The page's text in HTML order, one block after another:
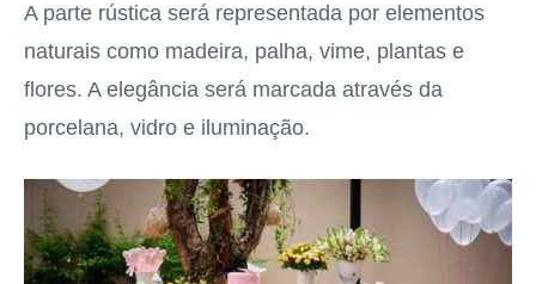
A parte rústica será representada por elementos
naturais como madeira, palha, vime, plantas e
flores. A elegância será marcada através da
porcelana, vidro e iluminação.